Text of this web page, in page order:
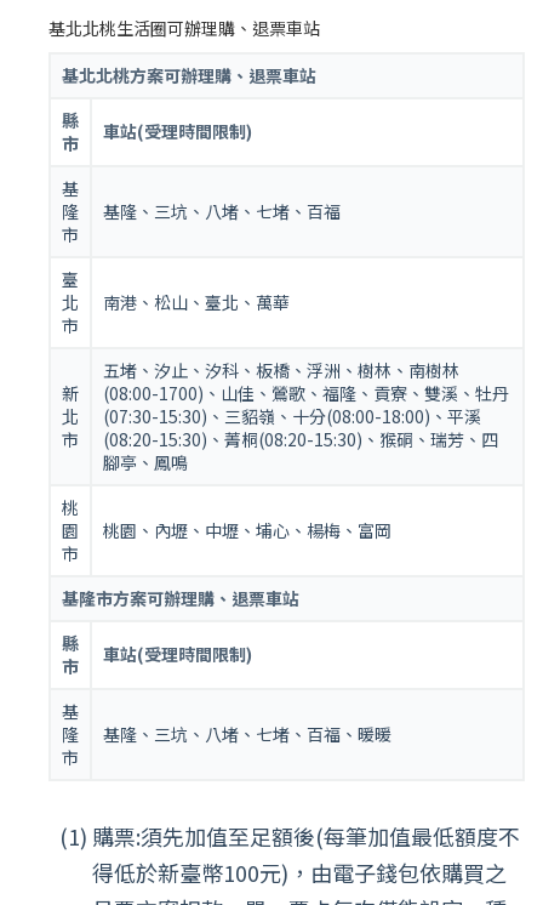
基北北桃生活圈可辦理購、退票車站
基北北桃方案可辦理購、退票車站
縣
市
車站(受理時間限制)
基
隆
市
基隆、三坑、八堵、七堵、百福
臺
北
市
南港、松山、臺北、萬華
新
北
市
五堵、汐止、汐科、板橋、浮洲、樹林、南樹林
(08:00-1700)、山佳、鶯歌、福隆、貢寮、雙溪、牡丹
(07:30-15:30)、三貂嶺、十分(08:00-18:00)、平溪
(08:20-15:30)、菁桐(08:20-15:30)、猴硐、瑞芳、四
腳亭、鳳鳴
桃
園
市
桃園、內壢、中壢、埔心、楊梅、富岡
基隆市方案可辦理購、退票車站
縣
市
車站(受理時間限制)
基
隆
市
基隆、三坑、八堵、七堵、百福、暖暖
購票:須先加值至足額後(每筆加值最低額度不
得低於新臺幣100元)，由電子錢包依購買之